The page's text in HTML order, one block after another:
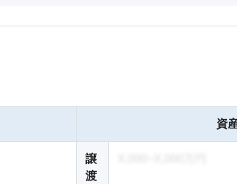
資
譲
渡